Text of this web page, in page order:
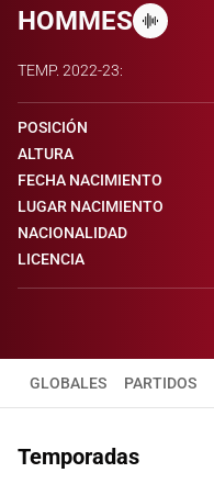
HOMMES
TEMP. 2022-23:
POSICIÓN
ALTURA
FECHA NACIMIENTO
LUGAR NACIMIENTO
NACIONALIDAD
LICENCIA
GLOBALES PARTIDOS
Temporadas